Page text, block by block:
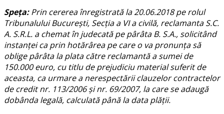
Speţa:Prin cererea înregistrată la 20.06.2018 pe rolul
Tribunalului Bucureşti, Secţia a VI a civilă, reclamanta S.C.
A. S.R.L. a chemat în judecată pe pârâta B. S.A., solicitând
instanţei ca prin hotărârea pe care o va pronunţa să
oblige pârâta la plata către reclamantă a sumei de
150.000 euro, cu titlu de prejudiciu material suferit de
aceasta, ca urmare a nerespectării clauzelor contractelor
de credit nr. 113/2006 şi nr. 69/2007, la care se adaugă
dobânda legală, calculată până la data plăţii.